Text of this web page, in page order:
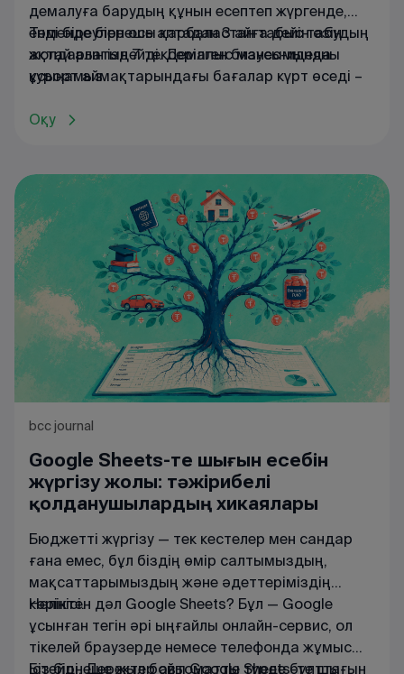
демалуға барудың құнын есептеп жүргенде,
енді біреулер осы қарбаластан табыс табудың
жолдарын іздейді. Демалыс маусымында
курорт аймақтарындағы бағалар күрт өседі –
қарапайым супермаркеттерде минералды
арқасында небәрі 1-3 ай ішінде өзін ақтайтын
бизнес құруға болады.
Төменде бірнеше аптадан 3 айға дейін өзін
ақтай алатын 7 тексерілген бизнес-идеяны
ұсынамыз.
Оқу
bcc journal
Google Sheets-те шығын есебін
жүргізу жолы: тәжірибелі
қолданушылардың хикаялары
Бюджетті жүргізу — тек кестелер мен сандар
ғана емес, бұл біздің өмір салтымыздың,
мақсаттарымыздың және әдеттеріміздің
көрінісі.
Неліктен дәл Google Sheets? Бұл — Google
ұсынған тегін әрі ыңғайлы онлайн-сервис, ол
тікелей браузерде немесе телефонда жұмыс
істейді. Деректер автоматты түрде бұлтта
Біз бірнеше жыл бойы Google Sheets-те шығын